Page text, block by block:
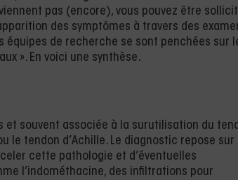
pas (encore), vous pouvez être
des symptômes à travers des
de recherche se sont penchées sur
». En voici une synthèse.
souvent associée à la surutilisation du
le tendon d’Achille. Le diagnostic repose sur
cette pathologie et d’éventuelles
l’indométhacine, des infiltrations pour